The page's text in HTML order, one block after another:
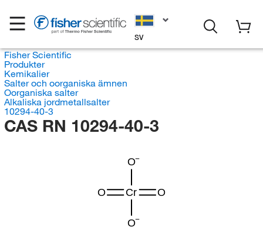
SV
Fisher Scientific
Produkter
Kemikalier
Salter och oorganiska ämnen
Oorganiska salter
Alkaliska jordmetallsalter
10294-40-3
CAS RN 10294-40-3
O
Cr
O
O
O